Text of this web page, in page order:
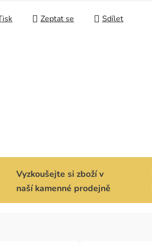
Zeptat se Sdílet
Vyzkoušejte si zboží v
naší kamenné prodejně